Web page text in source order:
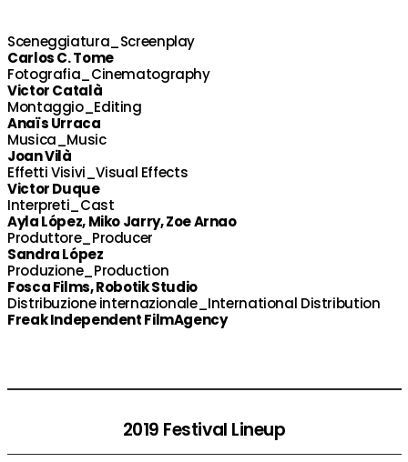
Sceneggiatura_Screenplay
Carlos C. Tome
Fotografia_Cinematography
Victor Català
Montaggio_Editing
Anaïs Urraca
Musica_Music
Joan Vilà
Effetti Visivi_Visual Effects
Victor Duque
Interpreti_Cast
Ayla López, Miko Jarry, Zoe Arnao
Produttore_Producer
Sandra López
Produzione_Production
Fosca Films, Robotik Studio
Distribuzione internazionale_International Distribution
Freak Independent FilmAgency
2019 Festival Lineup